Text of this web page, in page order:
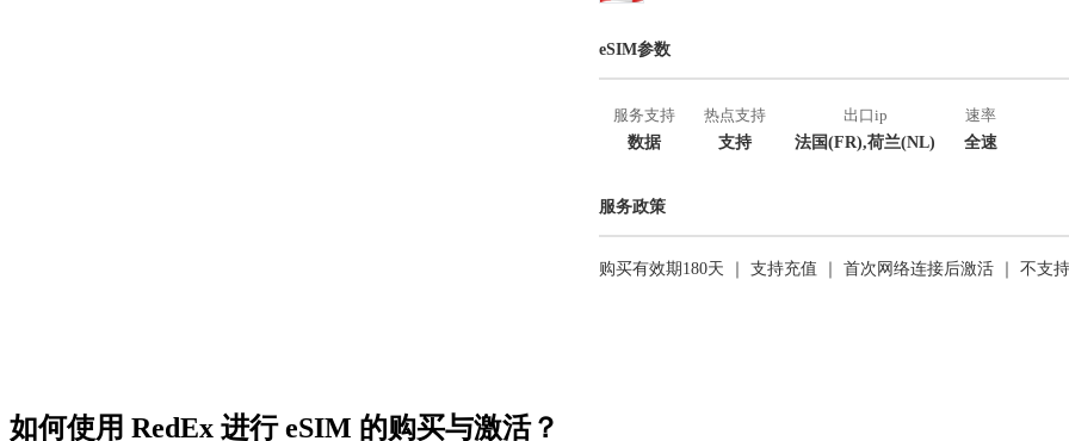
eSIM参数
服务支持
数据
热点支持
支持
出口ip
法国(FR),荷兰(NL)
速率
全速
服务政策
购买有效期180天 ｜ 支持充值 ｜ 首次网络连接后激活 ｜ 不支
如何使用 RedEx 进行 eSIM 的购买与激活？